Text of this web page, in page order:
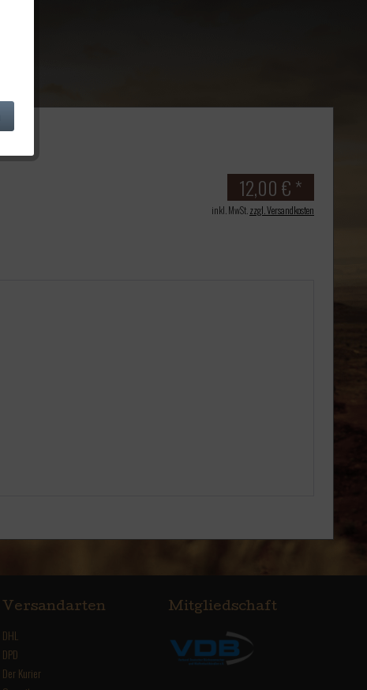
12,00 € *
inkl. MwSt. zzgl. Versandkosten
Versandarten
DHL
DPD
Der Kurier
Mitgliedschaft